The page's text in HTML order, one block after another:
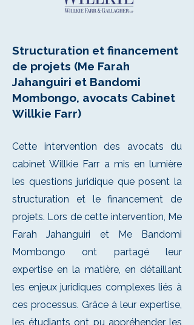
Structuration et financement
de projets (Me Farah
Jahanguiri et Bandomi
Mombongo, avocats Cabinet
Willkie Farr)
Cette intervention des avocats du
cabinet Willkie Farr a mis en lumière
les questions juridique que posent la
structuration et le financement de
projets. Lors de cette intervention, Me
Farah Jahanguiri et Me Bandomi
Mombongo ont partagé leur
expertise en la matière, en détaillant
les enjeux juridiques complexes liés à
ces processus. Grâce à leur expertise,
les étudiants ont pu appréhender les